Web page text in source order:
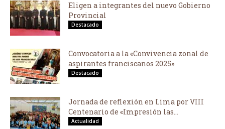
Eligen a integrantes del nuevo Gobierno
Provincial
Destacado
Convocatoria a la «Convivencia zonal de
aspirantes franciscanos 2025»
Destacado
Jornada de reflexión en Lima por VIII
Centenario de «Impresión las...
Actualidad